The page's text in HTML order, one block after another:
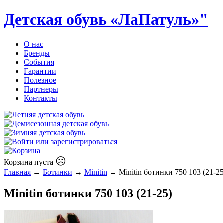
Детская обувь «ЛаПатуль»"
О нас
Бренды
События
Гарантии
Полезное
Партнеры
Контакты
Корзина пуста ☹
Главная → Ботинки → Minitin → Minitin ботинки 750 103 (21-
Minitin ботинки 750 103 (21-25)